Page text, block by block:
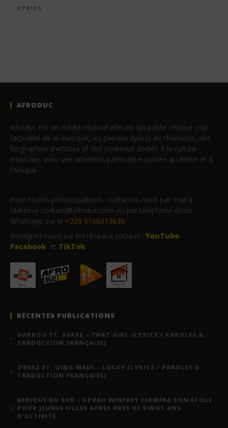
LYRICS
AFRODUC
Afroduc est un média musical africain qui publie chaque jour
l’actualité de la musique, les paroles (lyrics) de chansons, des
biographies d’artistes et des contenus dédiés à la culture
musicale, avec une attention particulière portée au Bénin et à
l’Afrique.
Pour toutes préoccupations, contactez-nous par mail à
l’adresse contact@afroduc.com ou par téléphone et/ou
Whatsapp sur le +229 0166313636.
Rejoignez-nous sur les réseaux sociaux : YouTube,
Facebook et TikTok.
RÉCENTES PUBLICATIONS
DARKOO FT. ASAKE – THAT GIRL (LYRICS / PAROLES &
TRADUCTION FRANÇAISE)
OBERZ FT. QING MADI – LUCKY (LYRICS / PAROLES &
TRADUCTION FRANÇAISE)
AFRIQUE DU SUD : OPRAH WINFREY FERMERA SON ÉCOLE
POUR JEUNES FILLES APRÈS PRÈS DE VINGT ANS
D’ACTIVITÉ